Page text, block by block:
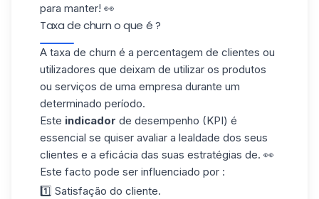
para manter! 👀
Taxa de churn o que é ?
A taxa de churn é a percentagem de clientes ou
utilizadores que deixam de utilizar os produtos
ou serviços de uma empresa durante um
determinado período.
Este indicador de desempenho (KPI) é
essencial se quiser avaliar a lealdade dos seus
clientes e a eficácia das suas estratégias de. 👀
Este facto pode ser influenciado por :
1️⃣ Satisfação do cliente.